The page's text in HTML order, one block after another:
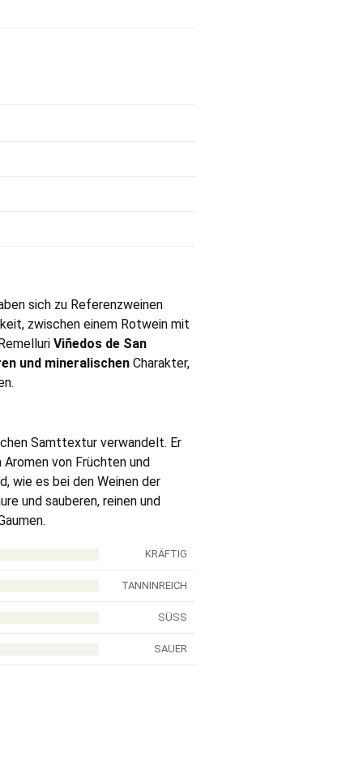
sich zu Referenzweinen
zwischen einem Rotwein mit
Viñedos de San
und mineralischen Charakter,
Samttextur verwandelt. Er
von Früchten und
wie es bei den Weinen der
und sauberen, reinen und
KRÄFTIG
TANNINREICH
SÜSS
SAUER